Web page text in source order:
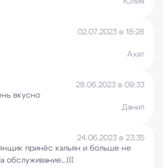
02.07.2023 в 18:28
Ахат
28.06.2023 в 09:33
вкусно
Данил
24.06.2023 в 23:35
принёс кальян и больше не
обслуживание...(((